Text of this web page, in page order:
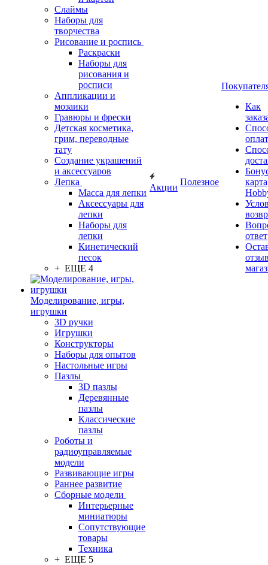
Слаймы
Наборы для
творчества
Рисование и роспись
Раскраски
Наборы для
рисования и
росписи
Аппликации и
мозаики
Гравюры и фрески
Детская косметика,
грим, переводные
тату
Создание украшений
и аксессуаров
Лепка
Масса для лепки
Аксессуары для
лепки
Наборы для
лепки
Кинетический
песок
+ ЕЩЕ 4
Моделирование, игры,
игрушки
3D ручки
Игрушки
Конструкторы
Наборы для опытов
Настольные игры
Пазлы
3D пазлы
Деревянные
пазлы
Классические
пазлы
Роботы и
радиоуправляемые
модели
Развивающие игры
Раннее развитие
Сборные модели
Интерьерные
миниатюры
Сопутствующие
товары
Техника
+ ЕЩЕ 5
Акции
Полезное
Как
карта
ответ